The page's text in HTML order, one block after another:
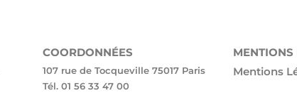
COORDONNÉES
107 rue de Tocqueville 75017 Paris
Tél. 01 56 33 47 00
MENTIONS
Mentions